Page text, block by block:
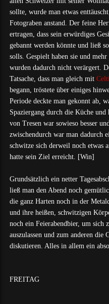
sollte, wurde man etwas
Fotograben anstand. Der feine
ertragen, dass sein erwürdiges
gebannt werden könnte und ließ
solls. Gespielt haben sie und
wurden dadurch nicht verärgert.
Tatsache, dass man gleich mit
begann, tröstete über einiges
Periode deckte man gekonnt ab,
Spaziergang durch die Küche
von Tresen war sowieso besser
zwischendurch war man dadurch
schwitze sich derweil noch etwas
hatte sein Ziel erreicht. [Win]
Grundsätzlich ein netter
ließ man den Abend noch
die ganz Harten noch in der
und ihre heißen, schwitzigen
noch ein Feierabendbier, um sich
auszulassen und zum anderen die
diskutieren. Alles in allem ein
FREITAG